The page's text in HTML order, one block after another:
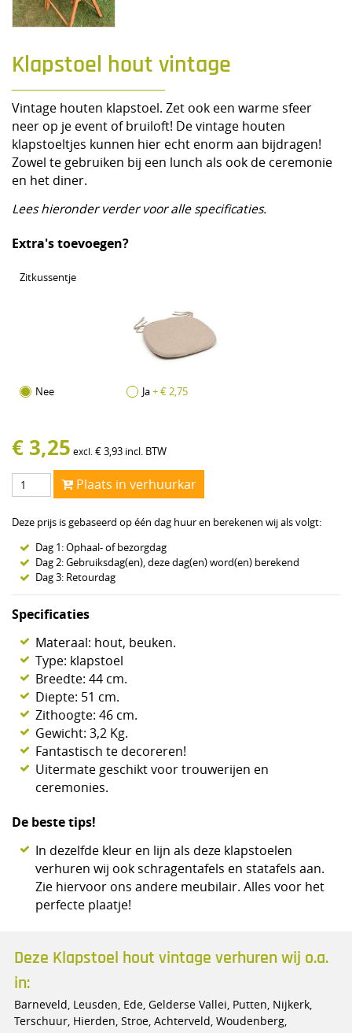
Klapstoel hout vintage
Vintage houten klapstoel. Zet ook een warme sfeer
neer op je event of bruiloft! De vintage houten
klapstoeltjes kunnen hier echt enorm aan bijdragen!
Zowel te gebruiken bij een lunch als ook de ceremonie
en het diner.
Lees hieronder verder voor alle specificaties.
Extra's toevoegen?
Zitkussentje
Nee Ja+ € 2,75
€ 3,25 excl.€3,93 incl. BTW
Plaats in verhuurkar
Deze prijs is gebaseerd op één dag huur en berekenen wij als volgt:
Dag 1: Ophaal- of bezorgdag
Dag 2: Gebruiksdag(en), deze dag(en) word(en) berekend
Dag 3: Retourdag
Specificaties
Materaal: hout, beuken.
Type: klapstoel
Breedte: 44 cm.
Diepte: 51 cm.
Zithoogte: 46 cm.
Gewicht: 3,2 Kg.
Fantastisch te decoreren!
Uitermate geschikt voor trouwerijen en
ceremonies.
De beste tips!
In dezelfde kleur en lijn als deze klapstoelen
verhuren wij ook schragentafels en statafels aan.
Zie hiervoor ons andere meubilair. Alles voor het
perfecte plaatje!
Deze Klapstoel hout vintage verhuren wij o.a.
in:
Barneveld, Leusden, Ede, Gelderse Vallei, Putten, Nijkerk,
Terschuur, Hierden, Stroe, Achterveld, Woudenberg,